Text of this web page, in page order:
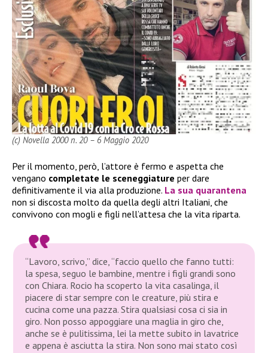
(c) Novella 2000 n. 20 – 6 Maggio 2020
Per il momento, però, l’attore è fermo e aspetta che
vengano completate le sceneggiature per dare
definitivamente il via alla produzione. La sua quarantena
non si discosta molto da quella degli altri Italiani, che
convivono con mogli e figli nell’attesa che la vita riparta.
“Lavoro, scrivo,” dice,“faccio quello che fanno tutti:
la spesa, seguo le bambine, mentre i figli grandi sono
con Chiara. Rocio ha scoperto la vita casalinga, il
piacere di star sempre con le creature, più stira e
cucina come una pazza. Stira qualsiasi cosa ci sia in
giro. Non posso appoggiare una maglia in giro che,
anche se è pulitissima, lei la mette subito in lavatrice
e appena è asciutta la stira. Non sono mai stato così